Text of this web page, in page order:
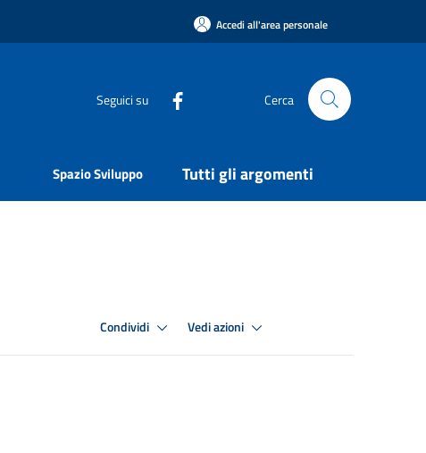
Accedi all'area personale
Seguici su Cerca
Spazio Sviluppo Tutti gli argomenti
Condividi Vedi azioni